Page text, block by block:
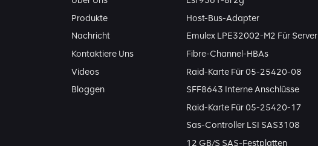
Produkte
Nachricht
Kontaktiere Uns
Videos
Bloggen
Host-Bus-Adapter
Emulex LPE32002-M2 Für Server
Fibre-Channel-HBAs
Raid-Karte Für 05-25420-08
SFF8643 Interne Anschlüsse
Raid-Karte Für 05-25420-17
Sas-Controller LSI SAS3108
12 GB/s SAS-Festplatten